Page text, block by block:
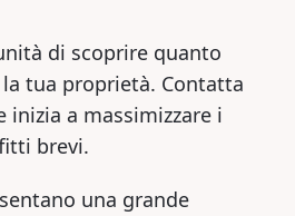
di scoprire quanto
tua proprietà. Contatta
inizia a massimizzare i
brevi.
una grande